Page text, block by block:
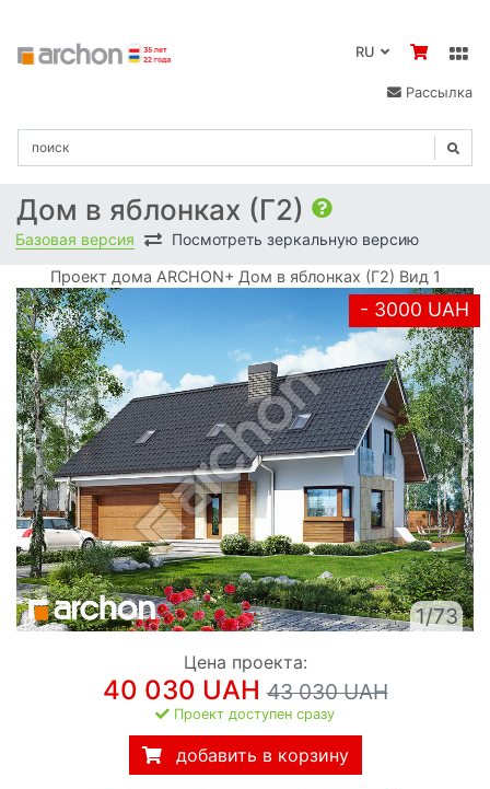
Рассылка
Дом в яблонках (Г2)
Базовая версия Посмотреть зеркальную версию
Проект дома ARCHON+ Дом в яблонках (Г2) Вид 1
- 3000 UAH
1/73
Цена проекта:
40 030 UAH43 030 UAH
Проект доступен сразу
добавить в корзину